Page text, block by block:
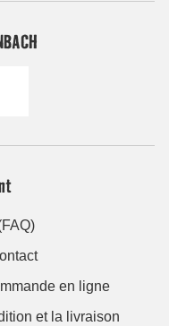
en ligne
et la livraison